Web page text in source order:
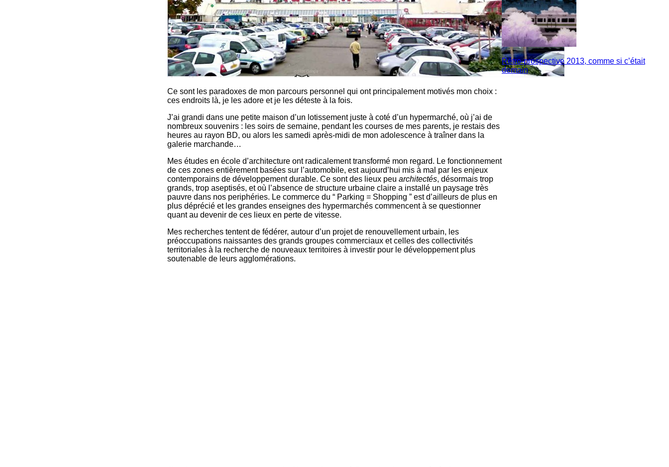
Ce sont les paradoxes de mon parcours personnel qui ont principalement motivés mon choix :
ces endroits là, je les adore et je les déteste à la fois.
J’ai grandi dans une petite maison d’un lotissement juste à coté d’un hypermarché, où j’ai de
nombreux souvenirs : les soirs de semaine, pendant les courses de mes parents, je restais des
heures au rayon BD, ou alors les samedi après-midi de mon adolescence à traîner dans la
galerie marchande…
Mes études en école d’architecture ont radicalement transformé mon regard. Le fonctionnement
de ces zones entièrement basées sur l’automobile, est aujourd’hui mis à mal par les enjeux
contemporains de développement durable. Ce sont des lieux peu architectés, désormais trop
grands, trop aseptisés, et où l’absence de structure urbaine claire a installé un paysage très
pauvre dans nos periphéries. Le commerce du “ Parking = Shopping ” est d’ailleurs de plus en
plus déprécié et les grandes enseignes des hypermarchés commencent à se questionner
quant au devenir de ces lieux en perte de vitesse.
Mes recherches tentent de fédérer, autour d’un projet de renouvellement urbain, les
préoccupations naissantes des grands groupes commerciaux et celles des collectivités
territoriales à la recherche de nouveaux territoires à investir pour le développement plus
soutenable de leurs agglomérations.
Rétro-prospective 2013, comme si c’était
demain